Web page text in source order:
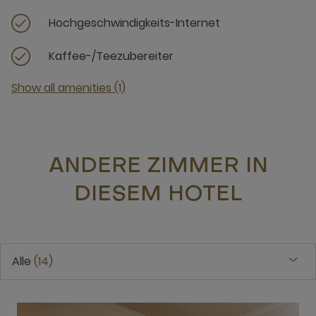
Hochgeschwindigkeits-Internet
Kaffee-/Teezubereiter
Show all amenities (1)
ANDERE ZIMMER IN
DIESEM HOTEL
Alle 14